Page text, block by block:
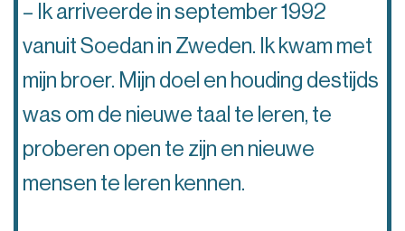
– Ik arriveerde in september 1992
vanuit Soedan in Zweden. Ik kwam met
mijn broer. Mijn doel en houding destijds
was om de nieuwe taal te leren, te
proberen open te zijn en nieuwe
mensen te leren kennen.